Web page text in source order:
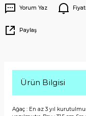
Yorum Yaz
Paylaş
Ürün Bilgisi
Ağaç : En az 3 yıl